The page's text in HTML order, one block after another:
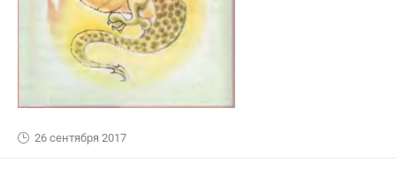
26 сентября 2017